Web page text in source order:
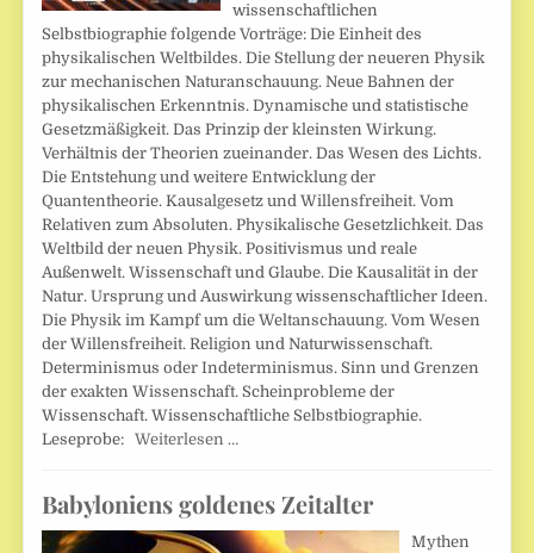
wissenschaftlichen
Selbstbiographie folgende Vorträge: Die Einheit des
physikalischen Weltbildes. Die Stellung der neueren Physik
zur mechanischen Naturanschauung. Neue Bahnen der
physikalischen Erkenntnis. Dynamische und statistische
Gesetzmäßigkeit. Das Prinzip der kleinsten Wirkung.
Verhältnis der Theorien zueinander. Das Wesen des Lichts.
Die Entstehung und weitere Entwicklung der
Quantentheorie. Kausalgesetz und Willensfreiheit. Vom
Relativen zum Absoluten. Physikalische Gesetzlichkeit. Das
Weltbild der neuen Physik. Positivismus und reale
Außenwelt. Wissenschaft und Glaube. Die Kausalität in der
Natur. Ursprung und Auswirkung wissenschaftlicher Ideen.
Die Physik im Kampf um die Weltanschauung. Vom Wesen
der Willensfreiheit. Religion und Naturwissenschaft.
Determinismus oder Indeterminismus. Sinn und Grenzen
der exakten Wissenschaft. Scheinprobleme der
Wissenschaft. Wissenschaftliche Selbstbiographie.
Leseprobe:Weiterlesen …
Babyloniens goldenes Zeitalter
Mythen